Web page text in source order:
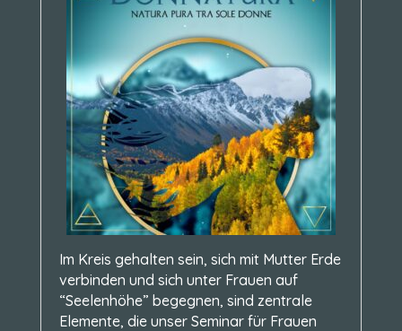
Im Kreis gehalten sein, sich mit Mutter Erde
verbinden und sich unter Frauen auf
“Seelenhöhe” begegnen, sind zentrale
Elemente, die unser Seminar für Frauen